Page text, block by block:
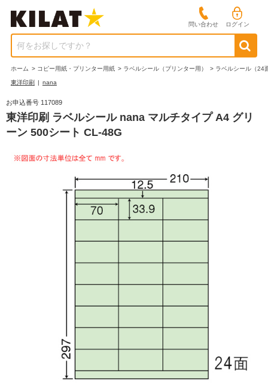
問い合わせ ログイン
何をお探しですか？
ホーム > コピー用紙・プリンター用紙 > ラベルシール（プリンター用） > ラベルシール（24
東洋印刷 | nana
お申込番号 117089
東洋印刷 ラベルシール nana マルチタイプ A4 グリ
ーン 500シート CL-48G